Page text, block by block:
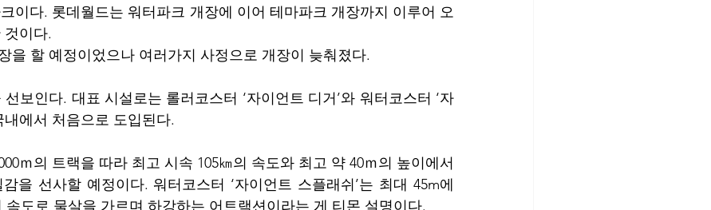
이다. 롯데월드는 워터파크 개장에 이어 테마파크 개장까지 이루어 오
것이다.
을 할 예정이었으나 여러가지 사정으로 개장이 늦춰졌다.
보인다. 대표 시설로는 롤러코스터 ‘자이언트 디거’와 워터코스터 ‘자
내에서 처음으로 도입된다.
ｍ의 트랙을 따라 최고 시속 105㎞의 속도와 최고 약 40ｍ의 높이에서
을 선사할 예정이다. 워터코스터 ‘자이언트 스플래쉬’는 최대 45m에
속도로 물살을 가르며 하강하는 어트랙션이라는 게 티몬 설명이다.